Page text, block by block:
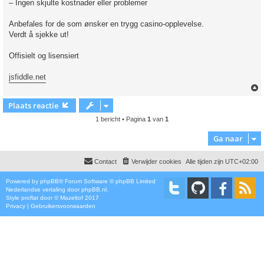
– Ingen skjulte kostnader eller problemer
Anbefales for de som ønsker en trygg casino-opplevelse.
Verdt å sjekke ut!
Offisielt og lisensiert
jsfiddle.net
Plaats reactie
1 bericht • Pagina 1 van 1
Ga naar
Alle tijden zijn UTC+02:00
Verwijder cookies
Contact
Powered by phpBB® Forum Software © phpBB Limited
Nederlandse vertaling door phpBB.nl
Style proflat door ©Mazeltof 2017
Privacy | Gebruikersvoorwaarden